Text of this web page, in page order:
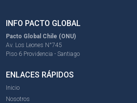
INFO PACTO GLOBAL
Pacto Global Chile (ONU)
Av. Los Leones N°745
Piso 6 Providencia - Santiago
ENLACES RÁPIDOS
Inicio
Nosotros